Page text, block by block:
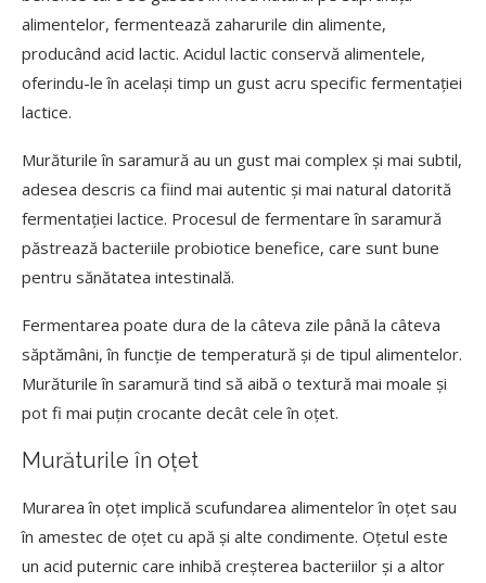
alimentelor, fermentează zaharurile din alimente,
producând acid lactic. Acidul lactic conservă alimentele,
oferindu-le în același timp un gust acru specific fermentației
lactice.
Murăturile în saramură au un gust mai complex și mai subtil,
adesea descris ca fiind mai autentic și mai natural datorită
fermentației lactice. Procesul de fermentare în saramură
păstrează bacteriile probiotice benefice, care sunt bune
pentru sănătatea intestinală.
Fermentarea poate dura de la câteva zile până la câteva
săptămâni, în funcție de temperatură și de tipul alimentelor.
Murăturile în saramură tind să aibă o textură mai moale și
pot fi mai puțin crocante decât cele în oțet.
Murăturile în oțet
Murarea în oțet implică scufundarea alimentelor în oțet sau
în amestec de oțet cu apă și alte condimente. Oțetul este
un acid puternic care inhibă creșterea bacteriilor și a altor